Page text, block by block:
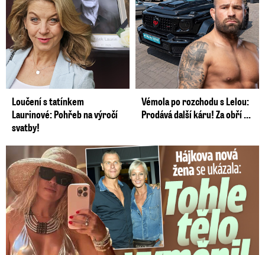
Loučení s tatínkem
Laurinové: Pohřeb na výročí
svatby!
Vémola po rozchodu s Lelou:
Prodává další káru! Za obří ...
Tohle tělo nahradilo Belo: Nová partnerka se ukázala...